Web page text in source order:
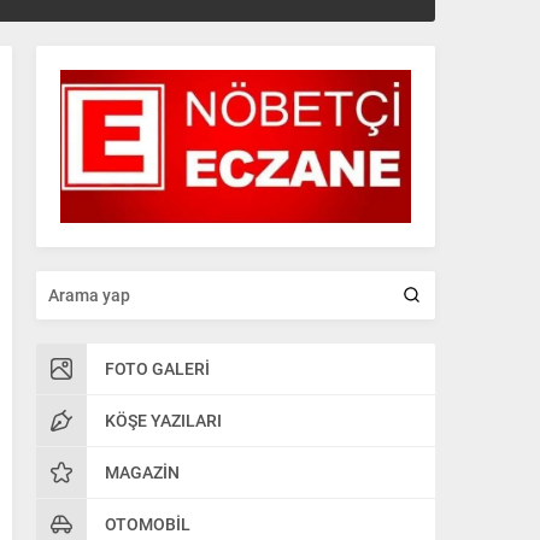
FOTO GALERI
KÖŞE YAZILARI
MAGAZIN
OTOMOBIL